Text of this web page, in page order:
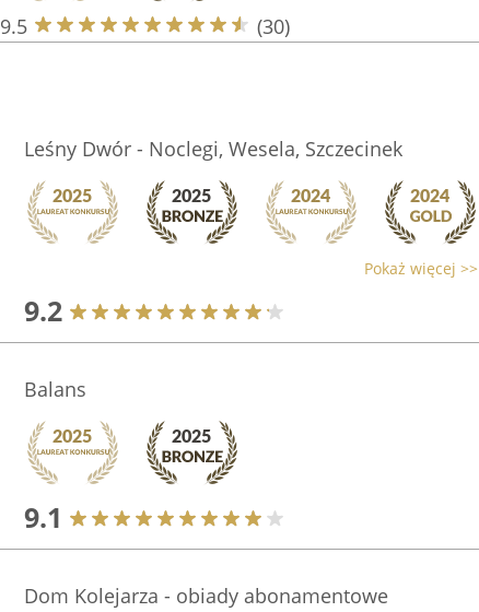
9.5 (30)
Leśny Dwór - Noclegi, Wesela, Szczecinek
Pokaż więcej >>
9.2
Balans
9.1
Dom Kolejarza - obiady abonamentowe